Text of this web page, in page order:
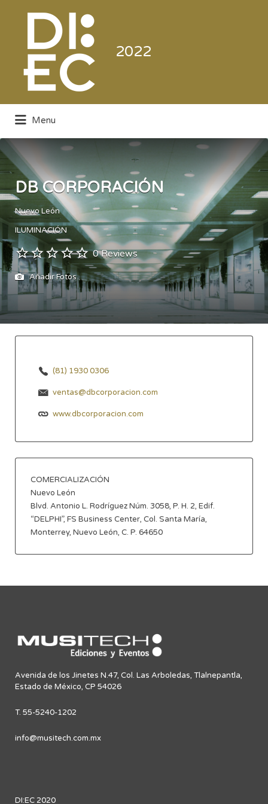
2022
Electrónica de Consumo y Comercial
Buscar
Menu
DB CORPORACIÓN
Nuevo León
ILUMINACIÓN
0 Reviews
Añadir Fotos
(81) 1930 0306
ventas@dbcorporacion.com
www.dbcorporacion.com
COMERCIALIZACIÓN
Nuevo León
Blvd. Antonio L. Rodríguez Núm. 3058, P. H. 2, Edif.
“DELPHI”, FS Business Center, Col. Santa María,
Monterrey, Nuevo León, C. P. 64650
Avenida de los Jinetes N.47, Col. Las Arboledas, Tlalnepantla,
Estado de México, CP 54026
T. 55-5240-1202
info@musitech.com.mx
DI:EC 2020